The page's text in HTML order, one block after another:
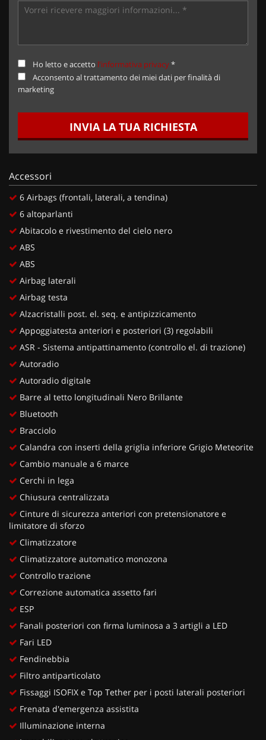
Ho letto e accetto l'informativa privacy*
Acconsento al trattamento dei miei dati per finalità di
marketing
INVIA LA TUA RICHIESTA
Accessori
6 Airbags (frontali, laterali, a tendina)
6 altoparlanti
Abitacolo e rivestimento del cielo nero
ABS
ABS
Airbag laterali
Airbag testa
Alzacristalli post. el. seq. e antipizzicamento
Appoggiatesta anteriori e posteriori (3) regolabili
ASR - Sistema antipattinamento (controllo el. di trazione)
Autoradio
Autoradio digitale
Barre al tetto longitudinali Nero Brillante
Bluetooth
Bracciolo
Calandra con inserti della griglia inferiore Grigio Meteorite
Cambio manuale a 6 marce
Cerchi in lega
Chiusura centralizzata
Cinture di sicurezza anteriori con pretensionatore e
limitatore di sforzo
Climatizzatore
Climatizzatore automatico monozona
Controllo trazione
Correzione automatica assetto fari
ESP
Fanali posteriori con firma luminosa a 3 artigli a LED
Fari LED
Fendinebbia
Filtro antiparticolato
Fissaggi ISOFIX e Top Tether per i posti laterali posteriori
Frenata d'emergenza assistita
Illuminazione interna